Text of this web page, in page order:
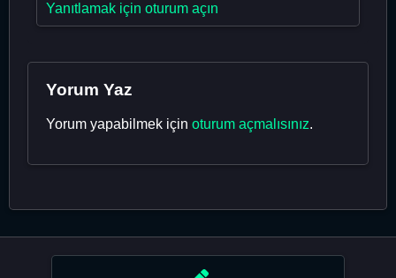
Yanıtlamak için oturum açın
Yorum Yaz
Yorum yapabilmek için oturum açmalısınız.